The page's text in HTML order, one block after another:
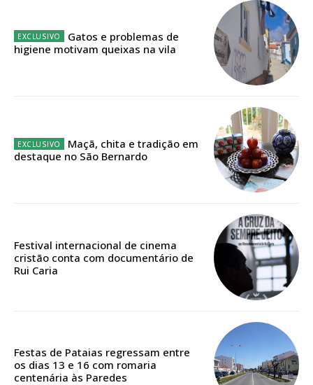
12 meses
Edição em papel entregue à Quinta-feira em sua
Acesso ao conteúdo online
Acesso aos conteúdos Exclusivos para
16€
Gatos e problemas de
higiene motivam queixas na vila
Maçã, chita e tradição em
destaque no São Bernardo
Festival internacional de cinema
cristão conta com documentário de
Rui Caria
Festas de Pataias regressam entre
os dias 13 e 16 com romaria
centenária às Paredes